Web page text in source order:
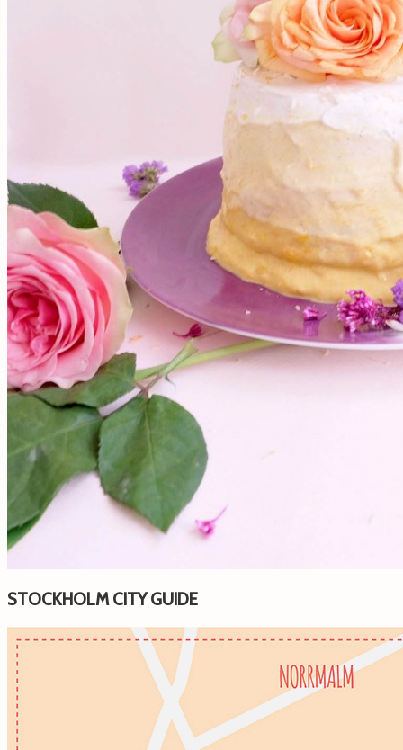
STOCKHOLM CITY GUIDE